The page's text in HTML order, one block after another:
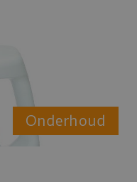
Onderhoud